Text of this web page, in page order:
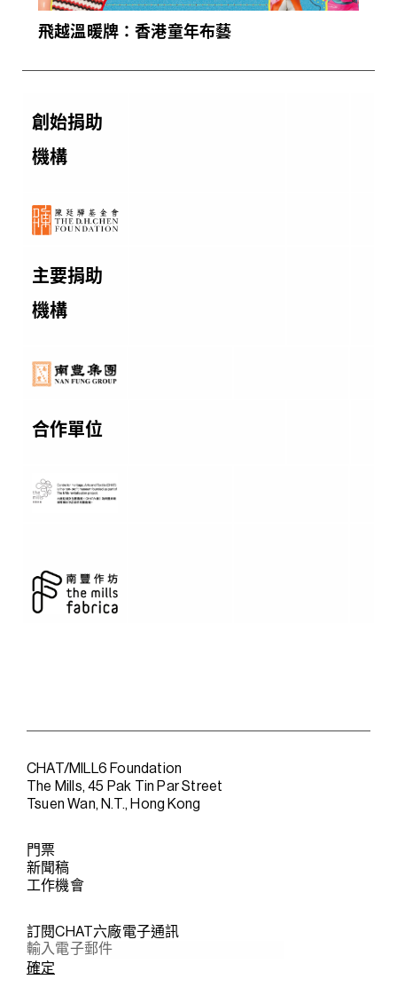
飛越溫暖牌：香港童年布藝
創始捐助
機構
主要捐助
機構
合作單位
CHAT/MILL6 Foundation
The Mills, 45 Pak Tin Par Street
Tsuen Wan, N.T., Hong Kong
門票
新聞稿
工作機會
訂閱CHAT六廠電子通訊